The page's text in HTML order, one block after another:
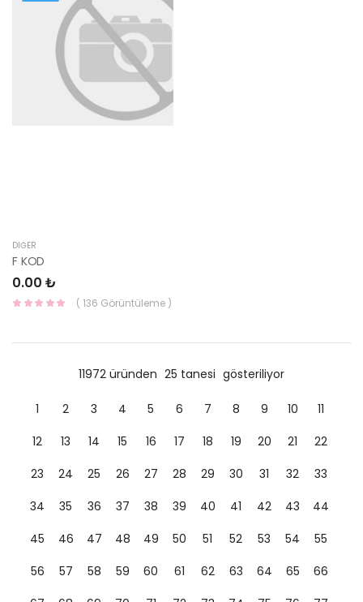
DIĞER
F KOD
0.00 ₺
( 136 Görüntüleme )
11972 üründen 25 tanesi gösteriliyor
1 2 3 4 5 6 7 8 9 10
11
12
13 14 15 16 17 18 19 20 21
22
23
24 25 26 27 28 29 30 31 32
33
34
35 36 37 38 39 40 41 42 43
44
45
46 47 48 49 50 51 52 53 54
55
56
57 58 59 60 61 62 63 64 65
66